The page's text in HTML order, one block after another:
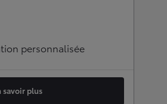
personnalisée
savoir plus